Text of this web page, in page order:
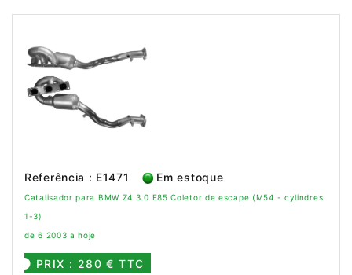
Referência : E1471 Em estoque
Catalisador para BMW Z4 3.0 E85 Coletor de escape (M54 - cylindres
1-3)
de 6 2003 a hoje
PRIX : 280 € TTC